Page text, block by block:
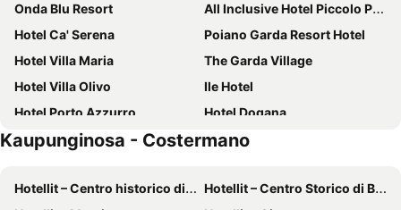
Onda Blu Resort
All Inclusive Hotel Piccolo Paradiso
Hotel Ca' Serena
Poiano Garda Resort Hotel
Hotel Villa Maria
The Garda Village
Hotel Villa Olivo
Ile Hotel
Hotel Porto Azzurro
Hotel Dogana
Hotel Palazzo del Garda & Spa Hotel Sirmione Terme
Hotel Smeraldo
Hotel Caesius Thermae & Spa Resort
Kaupunginosa - Costermano
Hotellit – Centro historico di Garda
Hotellit – Centro Storico di Bardolino